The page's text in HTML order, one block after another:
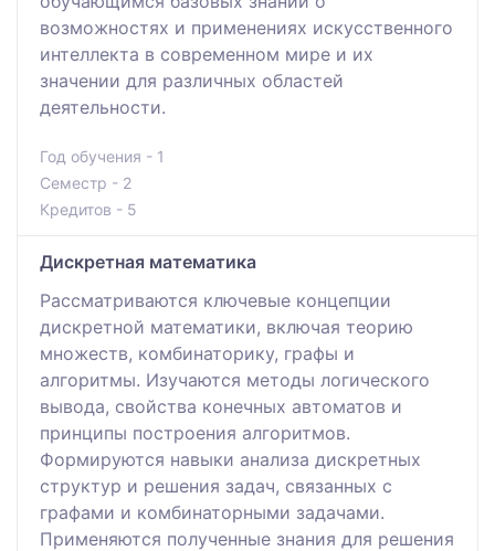
возможностях и применениях искусственного
интеллекта в современном мире и их
значении для различных областей
деятельности.
Год обучения - 1
Семестр - 2
Кредитов - 5
Дискретная математика
Рассматриваются ключевые концепции
дискретной математики, включая теорию
множеств, комбинаторику, графы и
алгоритмы. Изучаются методы логического
вывода, свойства конечных автоматов и
принципы построения алгоритмов.
Формируются навыки анализа дискретных
структур и решения задач, связанных с
графами и комбинаторными задачами.
Применяются полученные знания для решения